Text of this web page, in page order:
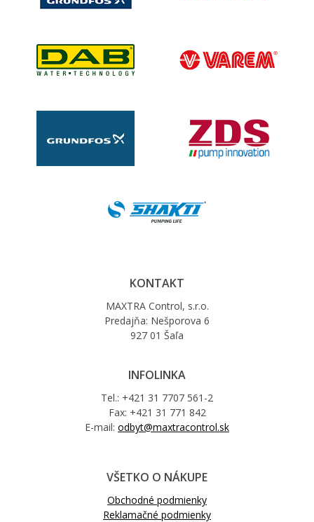
KONTAKT
MAXTRA Control, s.r.o.
Predajňa: Nešporova 6
927 01 Šaľa
INFOLINKA
Tel.: +421 31 7707 561-2
Fax: +421 31 771 842
E-mail: odbyt@maxtracontrol.sk
VŠETKO O NÁKUPE
Obchodné podmienky
Reklamačné podmienky